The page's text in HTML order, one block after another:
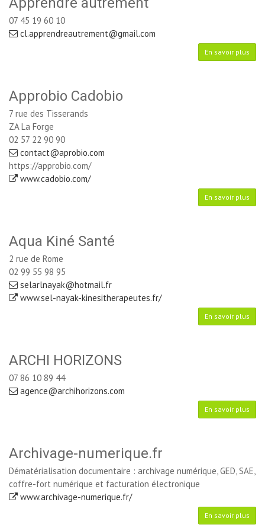
07 45 19 60 10
cl.apprendreautrement@gmail.com
En savoir plus
Approbio Cadobio
7 rue des Tisserands
ZA La Forge
02 57 22 90 90
contact@aprobio.com
https://approbio.com/
www.cadobio.com/
En savoir plus
Aqua Kiné Santé
2 rue de Rome
02 99 55 98 95
selarlnayak@hotmail.fr
www.sel-nayak-kinesitherapeutes.fr/
En savoir plus
ARCHI HORIZONS
07 86 10 89 44
agence@archihorizons.com
En savoir plus
Archivage-numerique.fr
Dématérialisation documentaire : archivage numérique, GED, SAE,
coffre-fort numérique et facturation électronique
www.archivage-numerique.fr/
En savoir plus